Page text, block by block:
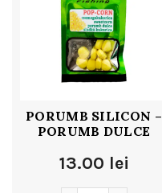
PORUMB SILICON –
PORUMB DULCE
13.00 lei